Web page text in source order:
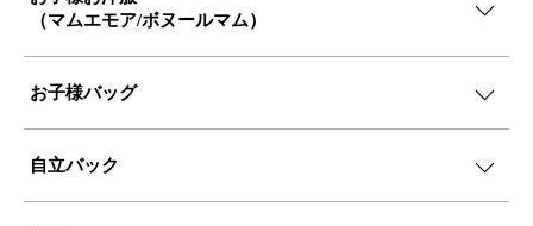
（マムエモア/ボヌールマム）
お子様バッグ
自立バック